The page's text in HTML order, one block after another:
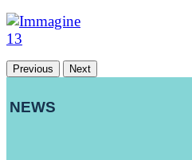
Previous Next
NEWS